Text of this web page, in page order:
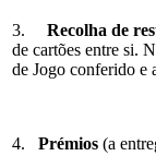
3. Recolha de
de cartões entre si.
de Jogo conferido e
4. Prémios (a